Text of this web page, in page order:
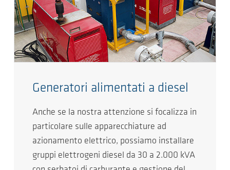
Generatori alimentati a diesel
Anche se la nostra attenzione si focalizza in
particolare sulle apparecchiature ad
azionamento elettrico, possiamo installare
gruppi elettrogeni diesel da 30 a 2.000 kVA